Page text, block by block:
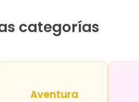
categorías
Aventura